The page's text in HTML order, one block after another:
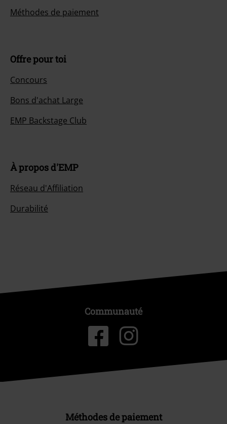
Méthodes de paiement
Offre pour toi
Concours
Bons d'achat Large
EMP Backstage Club
À propos d'EMP
Réseau d'Affiliation
Durabilité
Communauté
Méthodes de paiement